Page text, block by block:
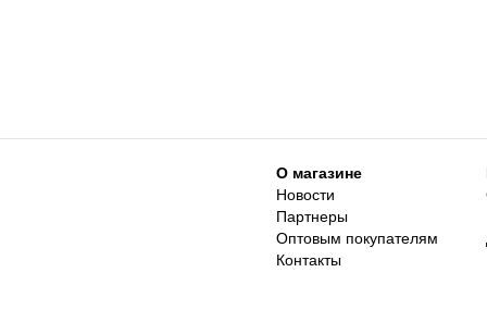
О магазине
Новости
Партнеры
Оптовым покупателям
Контакты